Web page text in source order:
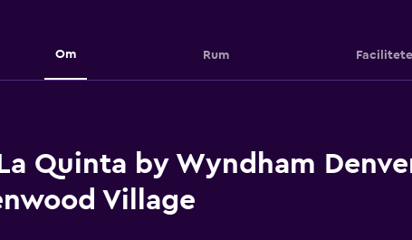
Om Rum
Quinta by Wyndham
Village